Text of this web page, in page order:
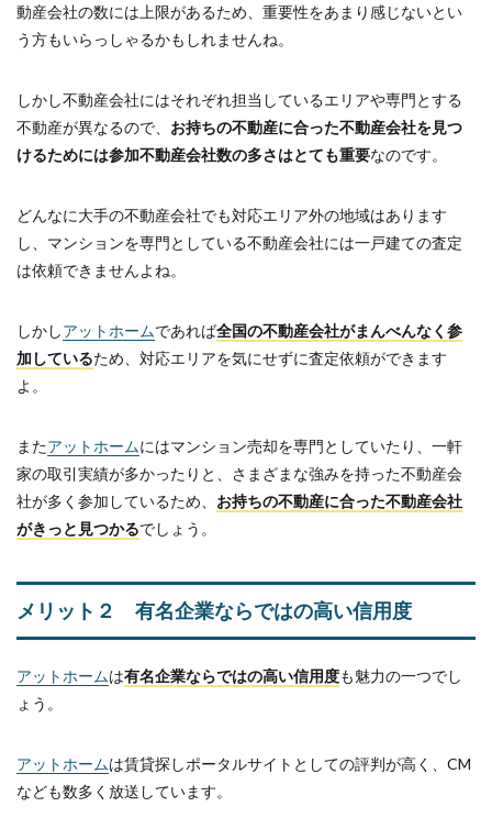
動産会社の数には上限があるため、重要性をあまり感じないとい
う方もいらっしゃるかもしれませんね。
しかし不動産会社にはそれぞれ担当しているエリアや専門とする
不動産が異なるので、 お持ちの不動産に合った不動産会社を見つ
けるためには参加不動産会社数の多さはとても重要なのです。
どんなに大手の不動産会社でも対応エリア外の地域はあります
し、マンションを専門としている不動産会社には一戸建ての査定
は依頼できませんよね。
しかしアットホームであれば全国の不動産会社がまんべんなく参
加しているため、対応エリアを気にせずに査定依頼ができます
よ。
またアットホームにはマンション売却を専門としていたり、一軒
家の取引実績が多かったりと、さまざまな強みを持った不動産会
社が多く参加しているため、 お持ちの不動産に合った不動産会社
がきっと見つかるでしょう。
メリット２ 有名企業ならではの高い信用度
アットホームは有名企業ならではの高い信用度も魅力の一つでし
ょう。
アットホームは賃貸探しポータルサイトとしての評判が高く、CM
なども数多く放送しています。